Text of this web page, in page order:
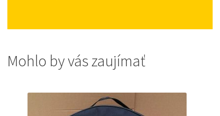
Mohlo by vás zaujímať